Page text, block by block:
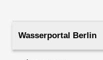
Hochwert (UTM 33 N)
Wasserportal Berlin